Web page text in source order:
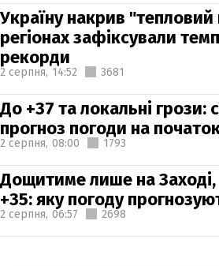
Україну накрив "тепловий
регіонах зафіксували
рекорди
2 серпня, 14:52 3681
До +37 та локальні грози:
прогноз погоди на
2 серпня, 08:00 1793
Дощитиме лише на
+35: яку погоду
2 серпня, 06:57 2698